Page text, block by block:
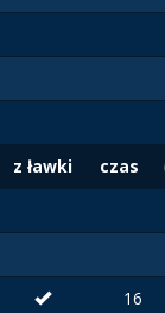
z ławki
czas
16